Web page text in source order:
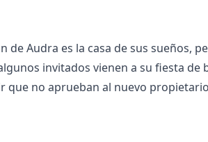
de Audra es la casa de sus sueños,
invitados vienen a su fiesta de
que no aprueban al nuevo